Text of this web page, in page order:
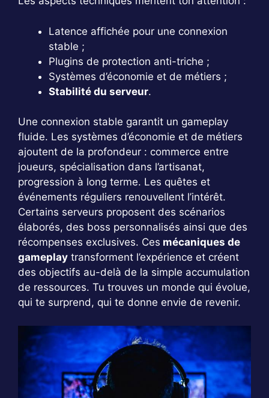
Latence affichée pour une connexion
stable ;
Plugins de protection anti-triche ;
Systèmes d’économie et de métiers ;
Stabilité du serveur.
Une connexion stable garantit un gameplay
fluide. Les systèmes d’économie et de métiers
ajoutent de la profondeur : commerce entre
joueurs, spécialisation dans l’artisanat,
progression à long terme. Les quêtes et
événements réguliers renouvellent l’intérêt.
Certains serveurs proposent des scénarios
élaborés, des boss personnalisés ainsi que des
récompenses exclusives. Ces mécaniques de
gameplay transforment l’expérience et créent
des objectifs au-delà de la simple accumulation
de ressources. Tu trouves un monde qui évolue,
qui te surprend, qui te donne envie de revenir.